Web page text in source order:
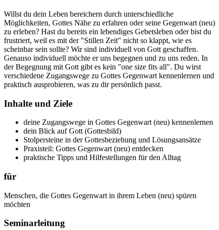
Willst du dein Leben bereichern durch unterschiedliche
Möglichkeiten, Gottes Nähe zu erfahren oder seine Gegenwart (neu)
zu erleben? Hast du bereits ein lebendiges Gebetsleben oder bist du
frustriert, weil es mit der "Stillen Zeit" nicht so klappt, wie es
scheinbar sein sollte? Wir sind individuell von Gott geschaffen.
Genauso individuell möchte er uns begegnen und zu uns reden. In
der Begegnung mit Gott gibt es kein "one size fits all". Du wirst
verschiedene Zugangswege zu Gottes Gegenwart kennenlernen und
praktisch ausprobieren, was zu dir persönlich passt.
Inhalte und Ziele
deine Zugangswege in Gottes Gegenwart (neu) kennenlernen
dein Blick auf Gott (Gottesbild)
Stolpersteine in der Gottesbeziehung und Lösungsansätze
Praxisteil: Gottes Gegenwart (neu) entdecken
praktische Tipps und Hilfestellungen für den Alltag
für
Menschen, die Gottes Gegenwart in ihrem Leben (neu) spüren
möchten
Seminarleitung